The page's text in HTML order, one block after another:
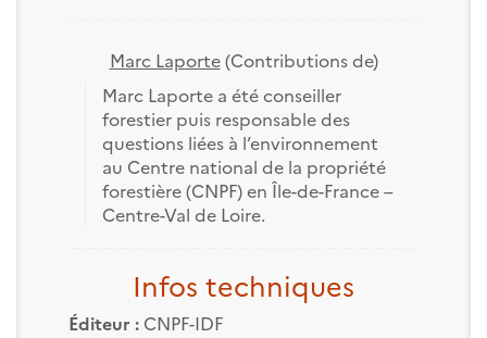
Marc Laporte(Contributions de)
Marc Laporte a été conseiller
forestier puis responsable des
questions liées à l’environnement
au Centre national de la propriété
forestière (CNPF) en Île-de-France –
Centre-Val de Loire.
Infos techniques
Éditeur : CNPF-IDF